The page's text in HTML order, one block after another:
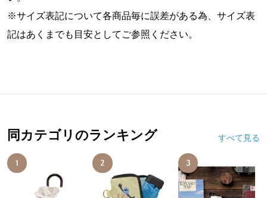
※サイズ表記について各商品毎に誤差がある為、サイズ表
記はあくまでも目安としてご参照ください。
同カテゴリのランキング すべて見る
1 2 3